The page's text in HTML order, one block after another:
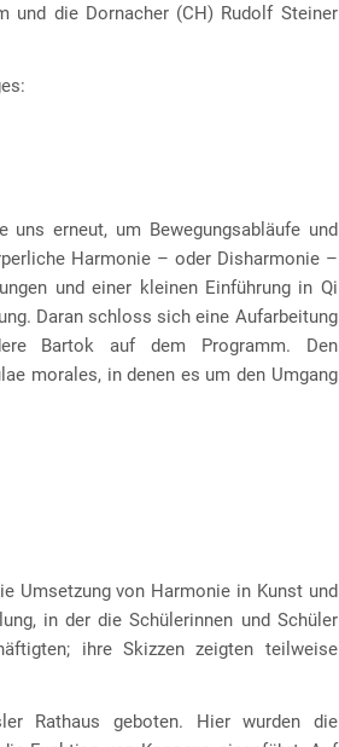
und die Dornacher (CH) Rudolf Steiner
uns erneut, um Bewegungsabläufe und
Harmonie – oder Disharmonie –
und einer kleinen Einführung in Qi
Daran schloss sich eine Aufarbeitung
Bartok auf dem Programm. Den
morales, in denen es um den Umgang
Umsetzung von Harmonie in Kunst und
in der die Schülerinnen und Schüler
ihre Skizzen zeigten teilweise
Rathaus geboten. Hier wurden die